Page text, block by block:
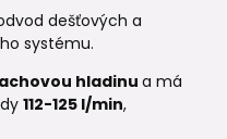
dešťových a
systému.
hladinu a má
112-125 l/min,